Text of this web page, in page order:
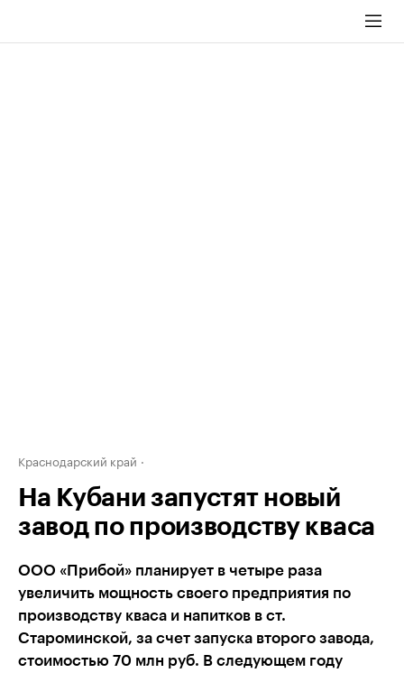
Краснодарский край
На Кубани запустят новый
завод по производству кваса
ООО «Прибой» планирует в четыре раза
увеличить мощность своего предприятия по
производству кваса и напитков в ст.
Староминской, за счет запуска второго завода,
стоимостью 70 млн руб. В следующем году